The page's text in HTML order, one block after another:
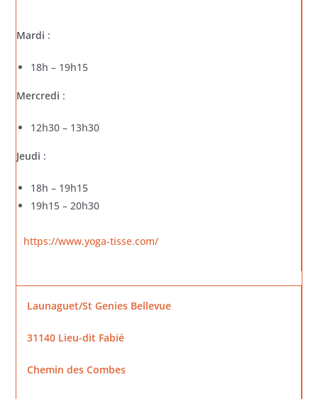
Mardi :
18h – 19h15
Mercredi :
12h30 – 13h30
Jeudi :
18h – 19h15
19h15 – 20h30
https://www.yoga-tisse.com/
Launaguet/St Genies Bellevue
31140 Lieu-dit Fabié
Chemin des Combes